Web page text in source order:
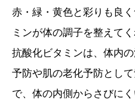
赤・緑・黄色と彩りも良
ミンが体の調子を整えてく
抗酸化ビタミンは、体内
予防や肌の老化予防とし
で、体の内側からさびに